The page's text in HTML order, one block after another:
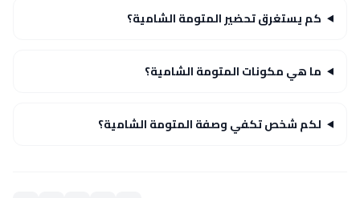
كم يستغرق تحضير المتومة الشامية؟
ما هي مكونات المتومة الشامية؟
لكم شخص تكفي وصفة المتومة الشامية؟